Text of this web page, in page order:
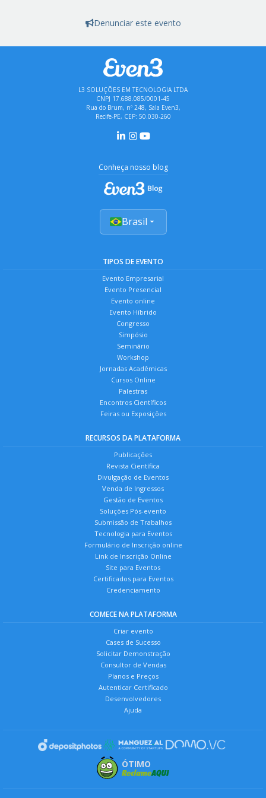
Pedro Batista de Carvalho Filho
Ramon Leonn Victor Medeiros
Rodrigo Pinheiro Marques de Araújo
Valeria Maria Bezerra Cavalcanti Maciel
COMISSÃO: ARTE E CULTURA
Abimael de Oliveira Silva
Danilo Cardoso Andrade
Idalia Beatriz Lins de Sousa
Marina Tavares Zenaide Marinho
Olga Maria do Nascimento Lopes Cabral
Radamir Lira de Sousa
COMISSÃO: ARQUITETURA E CONSTRUÇÃO
Alexsandra Rocha Meira Nobrega (Presidente)
Juliana de Sá Araújo
Nelma Mirian Chagas de Araujo Meira
Niara Fernandes Barbosa Formiga Dantas
Renata Paiva da Nóbrega Costa
COMISSÃO: EDUCAÇÃO
Emmanoel de Almeida Rufino (Presidente)
Fabrício de Sousa Morais
Jivago Correia Barbosa
Jocileide Bido Carvalho Leite
Vitor Angelo Villar Barreto
COMISSÃO: INTEGRAÇÃO ESCOLA-
Nemuel Gonçalves de Lima (Presidente)
Alessandra Marcone Tavares Alves de
Italan Carneiro Bezerra
Juliana Dias da Silva Bezerra
Maria de Fatima Silva Oliveira
COMISSÃO: MEIO AMBIENTE E
SUSTENTABILIDADE
Valdith Lopes Jerônimo (Presidente)
Denunciar este evento
L3 SOLUÇÕES EM TECNOLOGIA LTDA
CNPJ 17.688.085/0001-45
Rua do Brum, nº 248, Sala Even3,
Recife-PE, CEP: 50.030-260
Conheça nosso blog
Brasil
TIPOS DE EVENTO
Evento Empresarial
Evento Presencial
Evento online
Evento Híbrido
Congresso
Simpósio
Seminário
Workshop
Jornadas Acadêmicas
Cursos Online
Palestras
Encontros Científicos
Feiras ou Exposições
RECURSOS DA PLATAFORMA
Publicações
Revista Científica
Divulgação de Eventos
Venda de Ingressos
Gestão de Eventos
Soluções Pós-evento
Submissão de Trabalhos
Tecnologia para Eventos
Formulário de Inscrição online
Link de Inscrição Online
Site para Eventos
Certificados para Eventos
Credenciamento
COMECE NA PLATAFORMA
Criar evento
Cases de Sucesso
Solicitar Demonstração
Consultor de Vendas
Planos e Preços
Autenticar Certificado
Desenvolvedores
Ajuda
ÓTIMO